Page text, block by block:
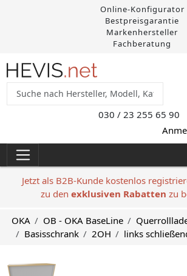
Online-Konfigurator
Bestpreisgarantie
Markenhersteller
Fachberatung
030 / 23 255 65 90
Jetzt als B2B-Kunde kostenlos
zu den exklusiven Rabatten zu
OKA OB - OKA BaseLine
Basisschrank
2OH links